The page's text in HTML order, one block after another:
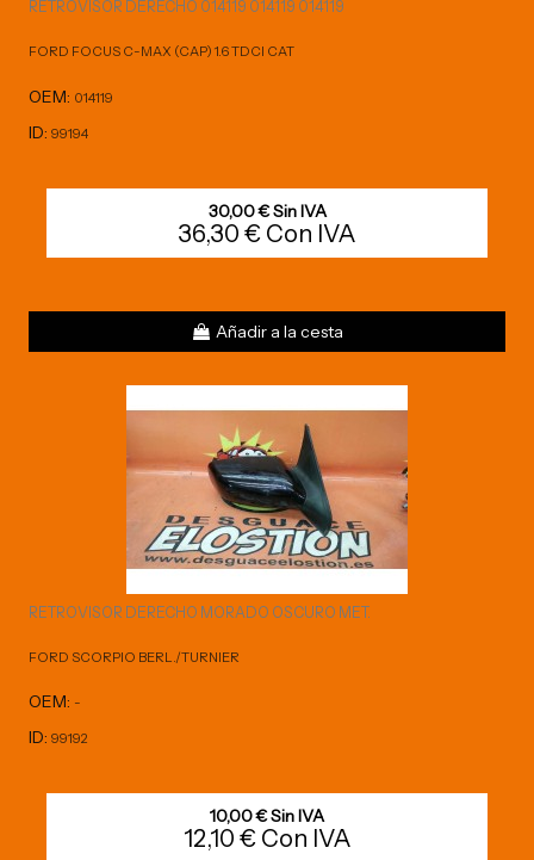
RETROVISOR DERECHO 014119 014119 014119
FORD FOCUS C-MAX (CAP) 1.6 TDCI CAT
OEM: 014119
ID: 99194
30,00 € Sin IVA
36,30 € Con IVA
Añadir a la cesta
RETROVISOR DERECHO MORADO OSCURO MET.
FORD SCORPIO BERL./TURNIER
OEM: -
ID: 99192
10,00 € Sin IVA
12,10 € Con IVA